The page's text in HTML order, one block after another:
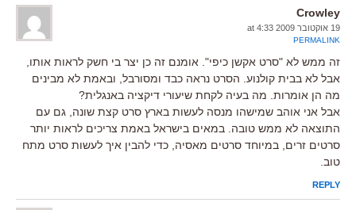
Crowley
19 אוקטובר 2009 at 4:33
PERMALINK
זה ממש לא "סרט אקשן כיפי". אומנם זה כן יצר בי חשק לראות אותו,
אבל לא בבית קולנוע. הסרט נראה כבד ומסורבל, ובאמת לא מבינים
מה הן אומרות. מה בעיה לקחת שיעורי דיקציה באנגלית?
אבל אני אוהב שמישהו מנסה לעשות בארץ סרט קצת שונה, גם עם
התוצאה לא ממש טובה. במאים בישראל באמת צריכים לראות יותר
סרטים זרים, במיוחד סרטים מאסיה, כדי להבין איך לעשות סרט מתח
טוב.
REPLY